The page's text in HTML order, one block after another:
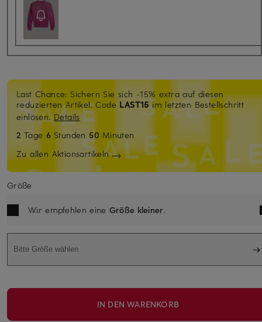
Last Chance: Sichern Sie sich -15% extra auf diesen
reduzierten Artikel. Code LAST15im letzten Bestellschritt
einlösen.Details
2 Tage6 Stunden 50 Minuten
Zu allen Aktionsartikeln
Größe
Wir empfehlen eine Größe kleiner.
Bitte Größe wählen
IN DEN WARENKORB